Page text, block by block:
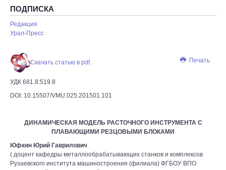
ПОДПИСКА
Редакция
Урал-Пресс
Печать
Скачать статью в pdf.
УДК 681.8:519.8
DOI: 10.15507/VMU.025.201501.101
ДИНАМИЧЕСКАЯ МОДЕЛЬ РАСТОЧНОГО ИНСТРУМЕНТА С
ПЛАВАЮЩИМИ РЕЗЦОВЫМИ БЛОКАМИ
Юфкин Юрий Гаврилович
( доцент кафедры металлообрабатывающих станков и комплексов
Рузаевского института машиностроения (филиала) ФГБОУ ВПО